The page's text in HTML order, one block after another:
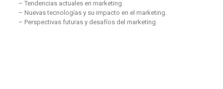
– Tendencias actuales en marketing.
– Nuevas tecnologías y su impacto en el marketing.
– Perspectivas futuras y desafíos del marketing.